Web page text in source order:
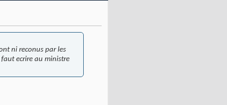
ni reconus par les
ecrire au ministre